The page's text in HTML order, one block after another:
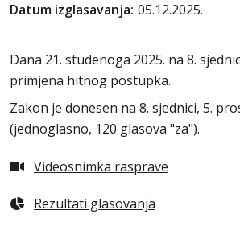
Datum izglasavanja: 05.12.2025.
Dana 21. studenoga 2025. na 8.
primjena hitnog postupka.
Zakon je donesen na 8. sjednici, 5.
(jednoglasno, 120 glasova "za").
Videosnimka rasprave
Rezultati glasovanja